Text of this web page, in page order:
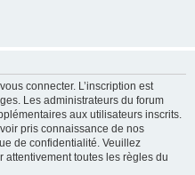
connecter. L’inscription est
Les administrateurs du forum
aux utilisateurs inscrits.
pris connaissance de nos
de confidentialité. Veuillez
toutes les règles du